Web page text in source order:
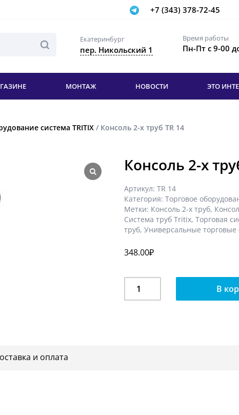
+7 (343) 378-72-45
Екатеринбург
пер. Никольский 1
Время работы
Пн-Пт с 9-00
МОНТАЖ НОВОСТИ ЭТО
система TRITIX / Консоль 2-х труб TR 14
Консоль 2-х
Артикул: TR 14
Категория: Торговое
Метки: Консоль 2-х труб,
Система труб Tritix, Торговая
труб, Универсальные торговые
348.00₽
Консоль
В
и оплата